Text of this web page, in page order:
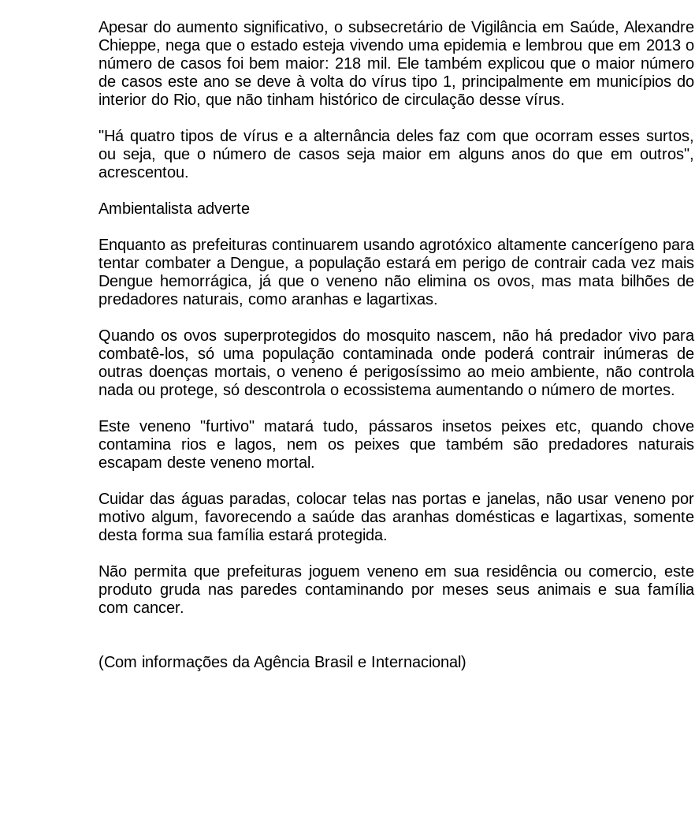
Apesar do aumento significativo, o subsecretário de Vigilância em Saúde, Alexandre
Chieppe, nega que o estado esteja vivendo uma epidemia e lembrou que em 2013 o
número de casos foi bem maior: 218 mil. Ele também explicou que o maior número
de casos este ano se deve à volta do vírus tipo 1, principalmente em municípios do
interior do Rio, que não tinham histórico de circulação desse vírus.
"Há quatro tipos de vírus e a alternância deles faz com que ocorram esses surtos,
ou seja, que o número de casos seja maior em alguns anos do que em outros",
acrescentou.
Ambientalista adverte
Enquanto as prefeituras continuarem usando agrotóxico altamente cancerígeno para
tentar combater a Dengue, a população estará em perigo de contrair cada vez mais
Dengue hemorrágica, já que o veneno não elimina os ovos, mas mata bilhões de
predadores naturais, como aranhas e lagartixas.
Quando os ovos superprotegidos do mosquito nascem, não há predador vivo para
combatê-los, só uma população contaminada onde poderá contrair inúmeras de
outras doenças mortais, o veneno é perigosíssimo ao meio ambiente, não controla
nada ou protege, só descontrola o ecossistema aumentando o número de mortes.
Este veneno "furtivo" matará tudo, pássaros insetos peixes etc, quando chove
contamina rios e lagos, nem os peixes que também são predadores naturais
escapam deste veneno mortal.
Cuidar das águas paradas, colocar telas nas portas e janelas, não usar veneno por
motivo algum, favorecendo a saúde das aranhas domésticas e lagartixas, somente
desta forma sua família estará protegida.
Não permita que prefeituras joguem veneno em sua residência ou comercio, este
produto gruda nas paredes contaminando por meses seus animais e sua família
com cancer.
(Com informações da Agência Brasil e Internacional)